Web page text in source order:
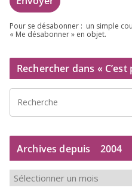
Pour se désa­bon­ner : un simple
« Me désa­bon­ner » en objet.
Rechercher dans «
Archives depuis 2004